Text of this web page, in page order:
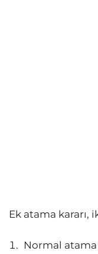
Ek atama kararı,
Normal